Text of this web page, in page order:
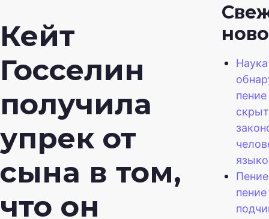
Кейт
Госселин
получила
упрек от
сына в том,
что он
Наука
пение